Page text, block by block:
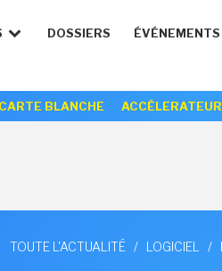
DOSSIERS ÉVÉNEMENTS
CARTE BLANCHE
TOUTE L'ACTUALITÉ / LOGICIEL /